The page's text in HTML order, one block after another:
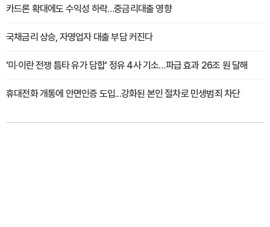
카드론 확대에도 수익성 하락…중금리대출 영향
국채금리 상승, 자영업자 대출 부담 커진다
'미·이란 전쟁 틈타 유가 담합' 정유 4사 기소…파급 효과 26조 원 달해
휴대전화 개통에 안면인증 도입...강화된 본인 절차로 민생범죄 차단